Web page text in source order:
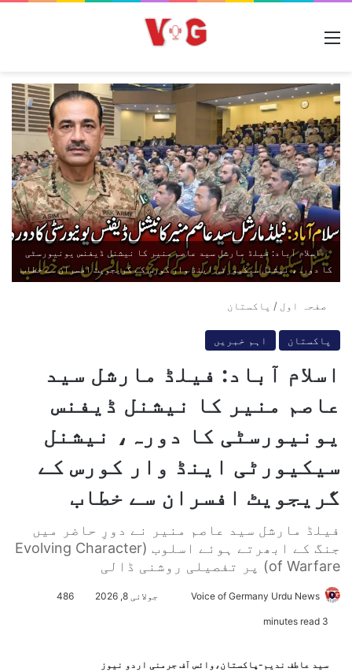
اسلام آباد: فیلڈ مارشل سید عاصم منیر کا نیشنل ڈیفنس یونیورسٹی
کا دورہ، نیشنل سیکیورٹی اینڈ وار کورس کے گریجویٹ افسران سے خطاب
صفحہ اول / پاکستان
پاکستان اہم خبریں
اسلام آباد: فیلڈ مارشل سید
عاصم منیر کا نیشنل ڈیفنس
یونیورسٹی کا دورہ، نیشنل
سیکیورٹی اینڈ وار کورس کے
گریجویٹ افسران سے خطاب
فیلڈ مارشل سید عاصم منیر نے دورِ حاضر میں
جنگ کے ابھرتے ہوئے اسلوب (Evolving Character
of Warfare) پر تفصیلی روشنی ڈالی
Voice of Germany Urdu News جولائی 8, 2026 486
سید عاطف ندیم-پاکستان،وائس آف جرمنی اردو نیوز